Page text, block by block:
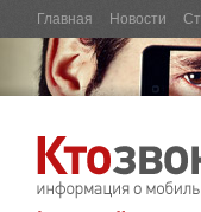
Главная Новости